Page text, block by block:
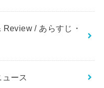
/ あらすじ・
ース